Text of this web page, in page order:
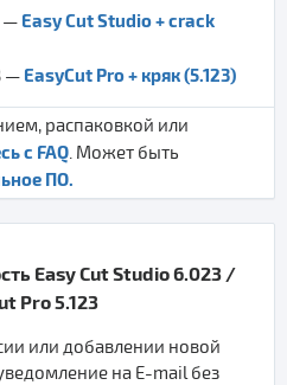
— Easy Cut Studio + crack
— EasyCut Pro + кряк (5.123)
распаковкой или
с FAQ. Может быть
ПО.
Easy Cut Studio 6.023 /
Pro 5.123
или добавлении новой
на E-mail без